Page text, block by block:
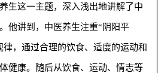
生这一主题，深入浅出地讲解了中
他讲到，中医养生注重“阴阳平
，通过合理的饮食、适度的运动和
健康。随后从饮食、运动、情志等